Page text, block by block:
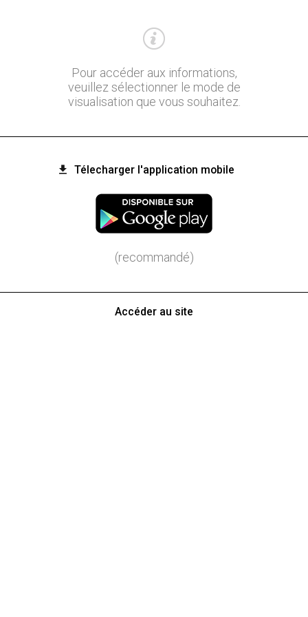
Pour accéder aux informations,
veuillez sélectionner le mode de
visualisation que vous souhaitez.
Télecharger l'application mobile
(recommandé)
Accéder au site